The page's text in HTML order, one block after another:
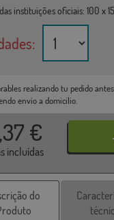
instituições oficiais: 100 x
realizando tu pedido
envío a domicilio.
€
incluídas
do